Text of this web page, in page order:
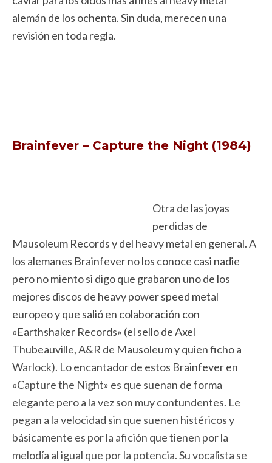
alemán de los ochenta. Sin duda, merecen una
revisión en toda regla.
Brainfever – Capture the Night (1984)
Otra de las joyas
perdidas de
Mausoleum Records y del heavy metal en general. A
los alemanes Brainfever no los conoce casi nadie
pero no miento si digo que grabaron uno de los
mejores discos de heavy power speed metal
europeo y que salió en colaboración con
«Earthshaker Records» (el sello de Axel
Thubeauville, A&R de Mausoleum y quien ficho a
Warlock). Lo encantador de estos Brainfever en
«Capture the Night» es que suenan de forma
elegante pero a la vez son muy contundentes. Le
pegan a la velocidad sin que suenen histéricos y
básicamente es por la afición que tienen por la
melodía al igual que por la potencia. Su vocalista se